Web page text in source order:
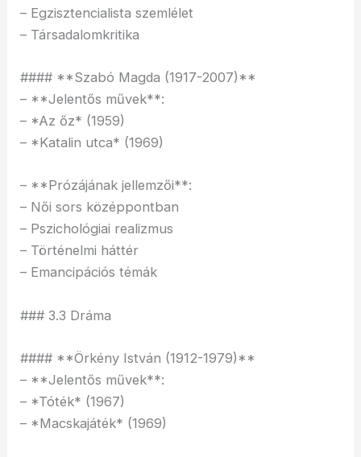
– Egzisztencialista szemlélet
– Társadalomkritika
#### **Szabó Magda (1917-2007)**
– **Jelentős művek**:
– *Az őz* (1959)
– *Katalin utca* (1969)
– **Prózájának jellemzői**:
– Női sors középpontban
– Pszichológiai realizmus
– Történelmi háttér
– Emancipációs témák
### 3.3 Dráma
#### **Örkény István (1912-1979)**
– **Jelentős művek**:
– *Tóték* (1967)
– *Macskajáték* (1969)